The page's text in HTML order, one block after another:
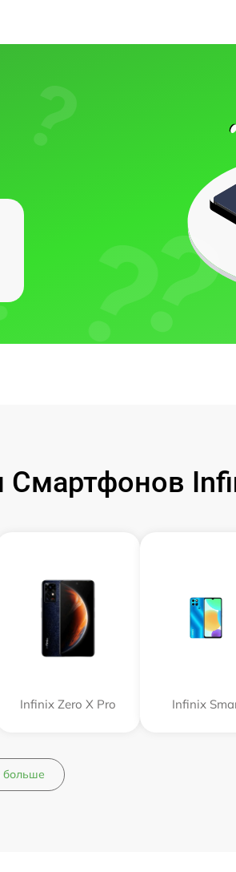
Infinix Zero X Pro Infinix
больше